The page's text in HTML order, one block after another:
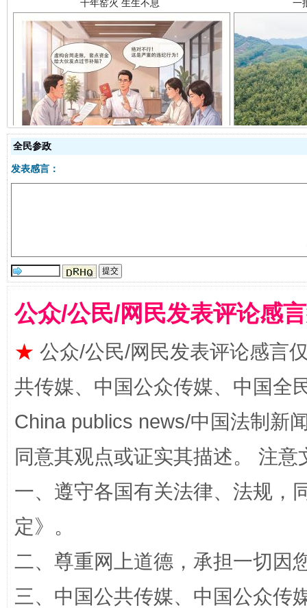
揭开“小金库”的免责幌子
从幼
全民健身五年计划来了！等你上场
全民参政
发表感言：
公众/公民/网民发表评论感
★ 公众/公民/网民发表评论感言
共传媒、中国公众传媒、中国全
China publics news/中国法制新
同意其观点或证实其描述。 注
一、遵守各国有关法律、法规，
定》。
二、尊重网上道德，承担一切因
三、中国公共传媒、中国公众传